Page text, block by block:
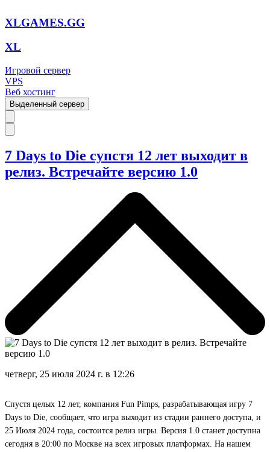
XLGAMES.GG
XL
Игровой сервер
VPS
Веб хостинг
Выделенный сервер
7 Days to Die супстя 12 лет выходит в
релиз. Встречайте версию 1.0
четверг, 25 июля 2024 г. в 12:26
Спустя целых 12 лет, компания Fun Pimps, разрабатывающая игру 7
Days to Die, сообщает, что игра выходит из стадии раннего доступа, и
25 Июля 2024 года, состоится релиз игры. Версия 1.0 станет доступна
сегодня в 20:00 по Москве на всех игровых платформах. На нашем